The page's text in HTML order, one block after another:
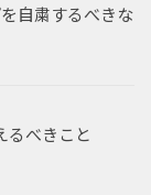
自粛するべきな
るべきこと